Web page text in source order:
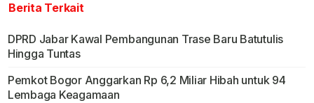
Berita Terkait
DPRD Jabar Kawal Pembangunan Trase Baru Batutulis
Hingga Tuntas
Pemkot Bogor Anggarkan Rp 6,2 Miliar Hibah untuk 94
Lembaga Keagamaan